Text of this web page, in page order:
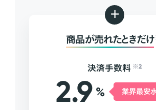
+
商品が売れたときだけ
決済手数料 ※2
2.9 % 業界最安